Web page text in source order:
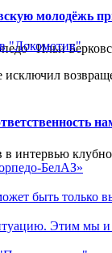
молодёжь
Ильи
интервью
исключил
БелАЗ»
быть только
Этим мы